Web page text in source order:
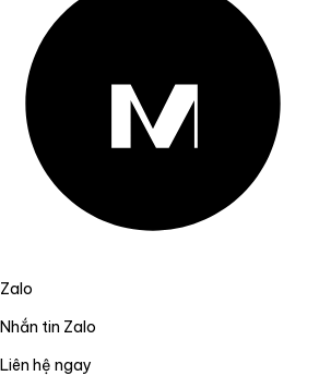
Zalo
Nhắn tin Zalo
Liên hệ ngay